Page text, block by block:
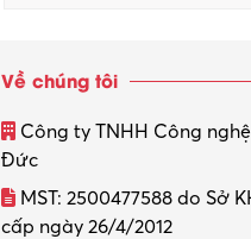
Về chúng tôi
Công ty TNHH Công
Đức
MST: 2500477588 do Sở
cấp ngày 26/4/2012